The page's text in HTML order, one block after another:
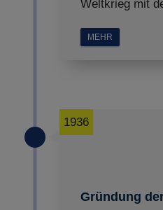
Weltkrieg mit
MEHR
Gründung
1936